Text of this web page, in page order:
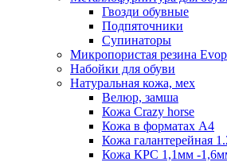
Гвозди обувные
Подпяточники
Супинаторы
Микропористая резина
Набойки для обуви
Натуральная кожа, мех
Велюр, замша
Кожа Crazy horse
Кожа в форматах А4
Кожа галантерейная
Кожа КРС 1,1мм -